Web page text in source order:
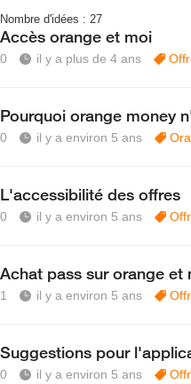
Nombre d'idées : 27
Accès orange et moi
0 il y a plus de 4 ans
Pourquoi orange money
0 il y a environ 5 ans
L'accessibilité des offres
0 il y a environ 5 ans
Achat pass sur orange et
1 il y a environ 5 ans
Suggestions pour
0 il y a environ 5 ans